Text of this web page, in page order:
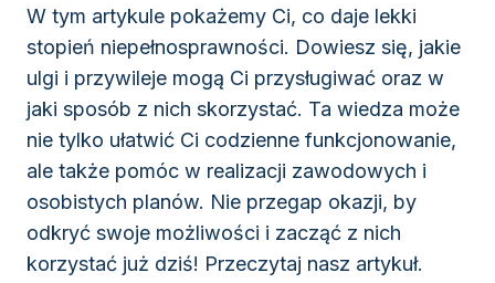
W tym artykule pokażemy Ci, co daje lekki
stopień niepełnosprawności. Dowiesz się, jakie
ulgi i przywileje mogą Ci przysługiwać oraz w
jaki sposób z nich skorzystać. Ta wiedza może
nie tylko ułatwić Ci codzienne funkcjonowanie,
ale także pomóc w realizacji zawodowych i
osobistych planów. Nie przegap okazji, by
odkryć swoje możliwości i zacząć z nich
korzystać już dziś! Przeczytaj nasz artykuł.